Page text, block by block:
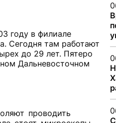
году в филиале
Сегодня там работают
до 29 лет. Пятеро
Дальневосточном
проводить